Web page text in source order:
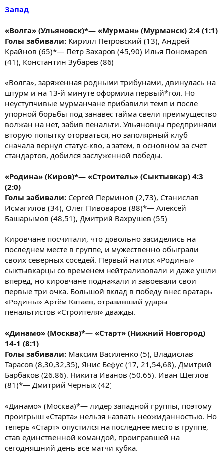
Запад
«Волга» (Ульяновск)*— «Мурман» (Мурманск) 2:4 (1:1)
Голы забивали: Кирилл Петровский (13), Андрей
Крайнов (65)*— Петр Захаров (45,90) Илья Пономарев
(41), Константин Зубарев (86)
«Волга», заряженная родными трибунами, двинулась на
штурм и на 13-й минуте оформила первый*гол. Но
неуступчивые мурманчане прибавили темп и после
упорной борьбы под занавес тайма свели преимущество
волжан на нет, забив пенальти. Ульяновцы предприняли
вторую попытку оторваться, но заполярный клуб
сначала вернул статус-кво, а затем, в основном за счет
стандартов, добился заслуженной победы.
«Родина» (Киров)*— «Строитель» (Сыктывкар) 4:3
(2:0)
Голы забивали: Сергей Перминов (2,73), Станислав
Исмагилов (34), Олег Пивоваров (88)*— Алексей
Башарымов (48,51), Дмитрий Вахрушев (55)
Кировчане посчитали, что довольно засиделись на
последнем месте в группе, и мужественно обыграли
своих северных соседей. Первый натиск «Родины»
сыктывкарцы со временем нейтрализовали и даже ушли
вперед, но кировчане поднажали и завоевали свои
первые три очка. Большой вклад в победу внес вратарь
«Родины» Артём Катаев, отразивший удары
пенальтистов «Строителя» дважды.
«Динамо» (Москва)*— «Старт» (Нижний Новгород)
14-1 (8:1)
Голы забивали: Максим Василенко (5), Владислав
Тарасов (8,30,32,35), Янис Бефус (17, 21,54,68), Дмитрий
Барбаков (26,86), Никита Иванов (50,65), Иван Щеглов
(81)*— Дмитрий Черных (42)
«Динамо» (Москва)*— лидер западной группы, поэтому
проигрыш «Старта» нельзя назвать неожиданностью. Но
теперь «Старт» опустился на последнее место в группе,
став единственной командой, проигравшей на
сегодняшний день все матчи кубка.